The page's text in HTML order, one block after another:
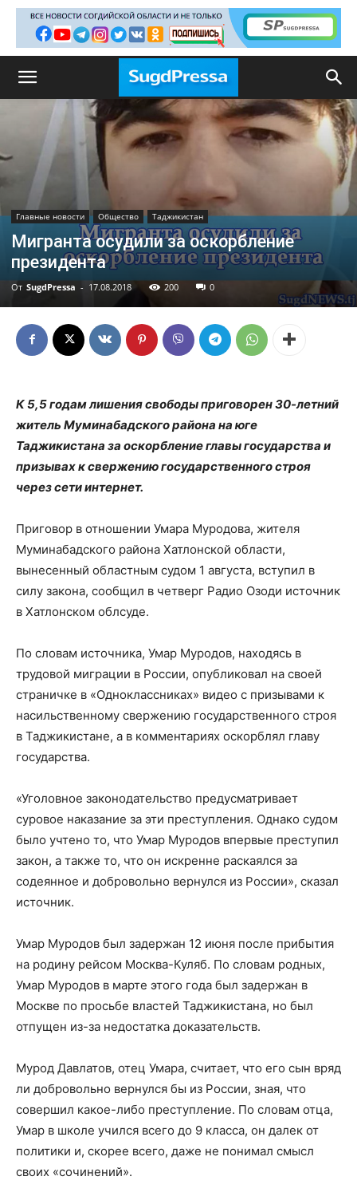
Главные новости Общество Таджикистан
Мигранта осудили за оскорбление
президента
От SugdPressa - 17.08.2018 200 0
К 5,5 годам лишения свободы приговорен 30-летний
житель Муминабадского района на юге
Таджикистана за оскорбление главы государства и
призывах к свержению государственного строя
через сети интернет.
Приговор в отношении Умара Муродова, жителя
Муминабадского района Хатлонской области,
вынесенный областным судом 1 августа, вступил в
силу закона, сообщил в четверг Радио Озоди источник
в Хатлонском облсуде.
По словам источника, Умар Муродов, находясь в
трудовой миграции в России, опубликовал на своей
страничке в «Одноклассниках» видео с призывами к
насильственному свержению государственного строя
в Таджикистане, а в комментариях оскорблял главу
государства.
«Уголовное законодательство предусматривает
суровое наказание за эти преступления. Однако судом
было учтено то, что Умар Муродов впервые преступил
закон, а также то, что он искренне раскаялся за
содеянное и добровольно вернулся из России», сказал
источник.
Умар Муродов был задержан 12 июня после прибытия
на родину рейсом Москва-Куляб. По словам родных,
Умар Муродов в марте этого года был задержан в
Москве по просьбе властей Таджикистана, но был
отпущен из-за недостатка доказательств.
Мурод Давлатов, отец Умара, считает, что его сын вряд
ли добровольно вернулся бы из России, зная, что
совершил какое-либо преступление. По словам отца,
Умар в школе учился всего до 9 класса, он далек от
политики и, скорее всего, даже не понимал смысл
своих «сочинений».